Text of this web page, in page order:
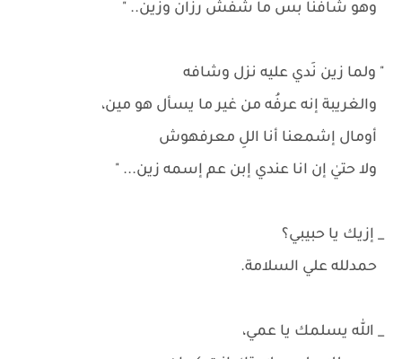
وهو شافنا بس ما شفش رزان وزين.. "
" ولما زين نَدي عليه نزل وشافه
والغريبة إنه عرفُه من غير ما يسأل هو مين،
أومال إشمعنا أنا اللِ معرفهوش
ولا حتيٰ إن انا عندي إبن عم إسمه زين... "
_ إزيك يا حبيبي؟
حمدلله علي السلامة.
_ الله يسلمك يا عمي،